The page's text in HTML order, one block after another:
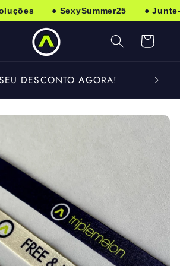
● SexySummer25 ● Junte-
Carrinho
DESCONTO AGORA!